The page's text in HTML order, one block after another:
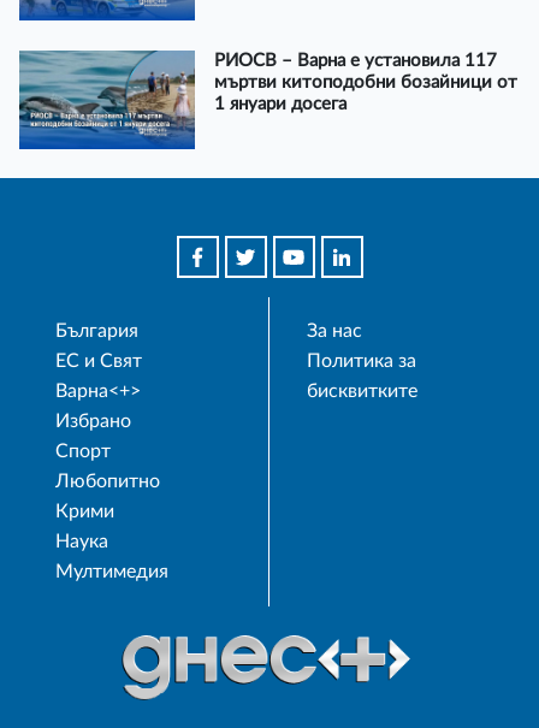
РИОСВ – Варна е установила 117
мъртви китоподобни бозайници от
1 януари досега
България
ЕС и Свят
Варна<+>
Избрано
Спорт
Любопитно
Крими
Наука
Мултимедия
За нас
Политика за
бисквитките